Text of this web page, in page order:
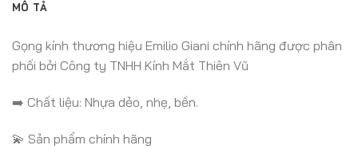
MÔ TẢ
Gọng kính thương hiệu Emilio Giani chính hãng được phân
phối bởi Công ty TNHH Kính Mắt Thiên Vũ
➡️ Chất liệu: Nhựa dẻo, nhẹ, bền.
💫 Sản phẩm chính hãng